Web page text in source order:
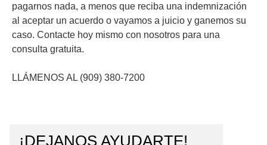
pagarnos nada, a menos que reciba una indemnización
al aceptar un acuerdo o vayamos a juicio y ganemos su
caso. Contacte hoy mismo con nosotros para una
consulta gratuita.
LLÁMENOS AL (909) 380-7200
¡DEJANOS AYUDARTE!